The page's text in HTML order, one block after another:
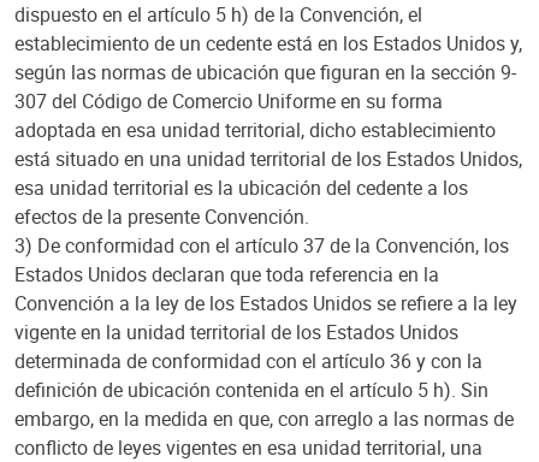
dispuesto en el artículo 5 h) de la Convención, el
establecimiento de un cedente está en los Estados Unidos y,
según las normas de ubicación que figuran en la sección 9-
307 del Código de Comercio Uniforme en su forma
adoptada en esa unidad territorial, dicho establecimiento
está situado en una unidad territorial de los Estados Unidos,
esa unidad territorial es la ubicación del cedente a los
efectos de la presente Convención.
3) De conformidad con el artículo 37 de la Convención, los
Estados Unidos declaran que toda referencia en la
Convención a la ley de los Estados Unidos se refiere a la ley
vigente en la unidad territorial de los Estados Unidos
determinada de conformidad con el artículo 36 y con la
definición de ubicación contenida en el artículo 5 h). Sin
embargo, en la medida en que, con arreglo a las normas de
conflicto de leyes vigentes en esa unidad territorial, una